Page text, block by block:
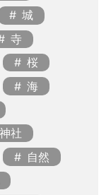
城
寺
桜
海
神社
自然